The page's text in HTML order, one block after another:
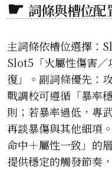
詞條與槽位配
主詞條依槽位選擇：
Slot5「火屬性傷害
復」。副詞條優先：
戰調校可遵循「暴率
則；若暴率過低，專
再談暴傷與其他細項
命中＋屬性一致」的
提供穩定的觸發節奏